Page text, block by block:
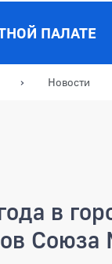
ПАЛАТЕ
Новости
в